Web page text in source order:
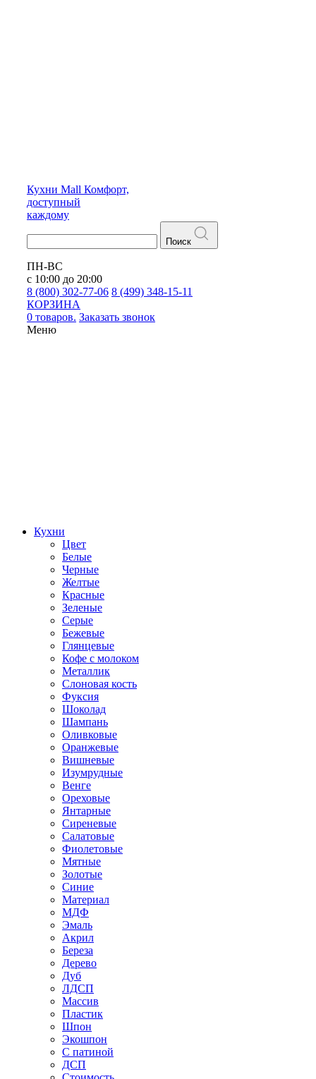
Кухни Mall Комфорт,
доступный
каждому
Поиск
ПН-ВС
с 10:00 до 20:00
8 (800) 302-77-06 8 (499) 348-15-11
КОРЗИНА
0 товаров. Заказать звонок
Меню
Кухни
Цвет
Белые
Черные
Желтые
Красные
Зеленые
Серые
Бежевые
Глянцевые
Кофе с молоком
Металлик
Слоновая кость
Фуксия
Шоколад
Шампань
Оливковые
Оранжевые
Вишневые
Изумрудные
Венге
Ореховые
Янтарные
Сиреневые
Салатовые
Фиолетовые
Мятные
Золотые
Синие
Материал
МДФ
Эмаль
Акрил
Береза
Дерево
Дуб
ЛДСП
Массив
Пластик
Шпон
Экошпон
С патиной
ДСП